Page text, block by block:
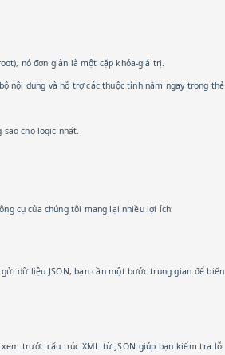
nó đơn giản là một cặp khóa-giá trị.
nội dung và hỗ trợ các thuộc tính nằm ngay trong thẻ
cho logic nhất.
cụ của chúng tôi mang lại nhiều lợi ích:
dữ liệu JSON, bạn cần một bước trung gian để biến
trước cấu trúc XML từ JSON giúp bạn kiểm tra lỗi